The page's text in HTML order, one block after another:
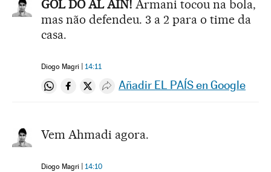
GOL DO AL AIN! Armani tocou na bola,
mas não defendeu. 3 a 2 para o time da
casa.
Diogo Magri 14:11
Compartir en Whatsapp
Compartir en Facebook
Compartir en Twitter
Desplegar Redes Sociales
Añadir EL PAÍS en Google
Vem Ahmadi agora.
Diogo Magri 14:10